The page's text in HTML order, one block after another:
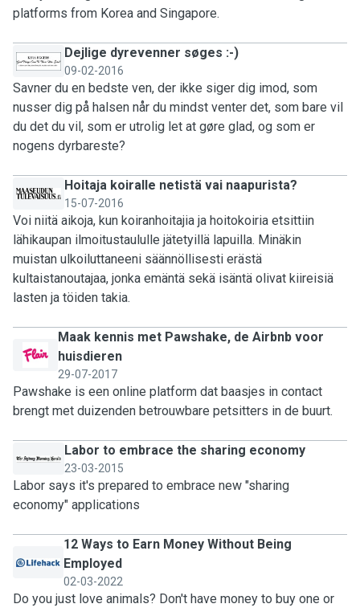
platforms from Korea and Singapore.
Dejlige dyrevenner søges :-)
09-02-2016
Savner du en bedste ven, der ikke siger dig imod, som
nusser dig på halsen når du mindst venter det, som bare vil
du det du vil, som er utrolig let at gøre glad, og som er
nogens dyrbareste?
Hoitaja koiralle netistä vai naapurista?
15-07-2016
Voi niitä aikoja, kun koiranhoitajia ja hoitokoiria etsittiin
lähikaupan ilmoitustaululle jätetyillä lapuilla. Minäkin
muistan ulkoiluttaneeni säännöllisesti erästä
kultaistanoutajaa, jonka emäntä sekä isäntä olivat kiireisiä
lasten ja töiden takia.
Maak kennis met Pawshake, de Airbnb voor
huisdieren
29-07-2017
Pawshake is een online platform dat baasjes in contact
brengt met duizenden betrouwbare petsitters in de buurt.
Labor to embrace the sharing economy
23-03-2015
Labor says it's prepared to embrace new "sharing
economy" applications
12 Ways to Earn Money Without Being
Employed
02-03-2022
Do you just love animals? Don't have money to buy one or